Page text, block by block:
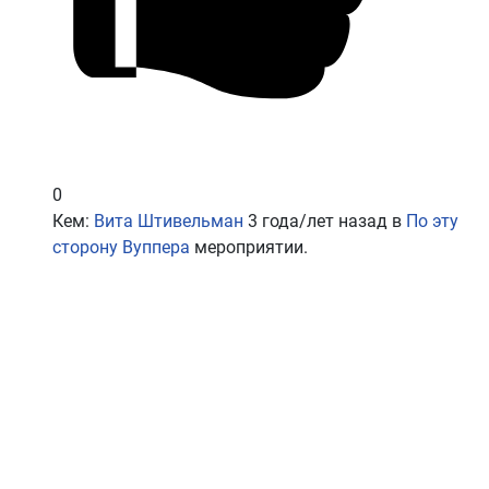
0
Кем: Вита Штивельман 3 года/лет назад в По эту
сторону Вуппера мероприятии.